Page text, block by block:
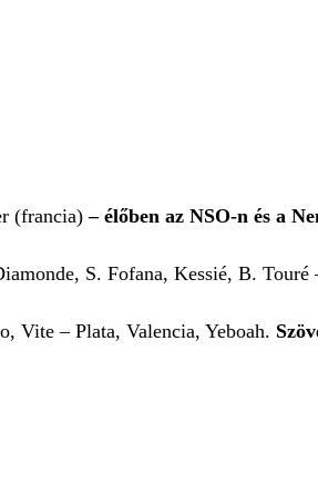
(francia)– élőben az NSO-n és a
S. Fofana, Kessié, B. Touré
Vite – Plata, Valencia, Yeboah.